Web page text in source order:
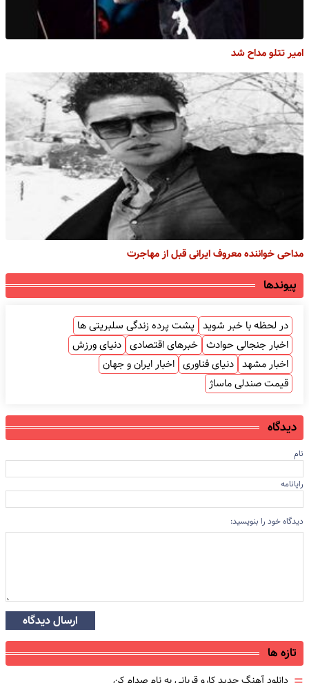
امیر تتلو مداح شد
مداحی خواننده معروف ایرانی قبل از مهاجرت
پیوندها
در لحظه با خبر شوید پشت پرده زندگی سلبریتی ها
اخبار جنجالی حوادث خبرهای اقتصادی دنیای ورزش
اخبار مشهد دنیای فناوری اخبار ایران و جهان
قیمت صندلی ماساژ
دیدگاه
نام
رایانامه
دیدگاه خود را بنویسید:
ارسال دیدگاه
تازه ها